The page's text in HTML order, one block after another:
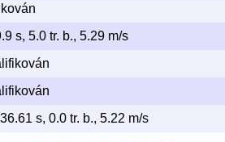
s, 5.0 tr. b., 5.29 m/s
s, 0.0 tr. b., 5.22 m/s